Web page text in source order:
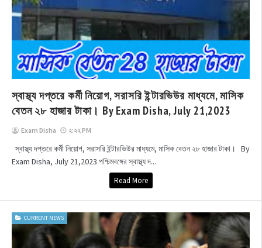
স্বাস্থ্য দপ্তরে কর্মী নিয়োগ, সরাসরি ইন্টারভিউর মাধ্যমে, মাসিক
বেতন ২৮ হাজার টাকা। By Exam Disha, July 21,2023
Exam Disha ২:২২ PM
স্বাস্থ্য দপ্তরে কর্মী নিয়োগ, সরাসরি ইন্টারভিউর মাধ্যমে, মাসিক বেতন ২৮ হাজার টাকা। By
Exam Disha, July 21,2023 পশ্চিমবঙ্গের স্বাস্থ্য দ...
Read More
CURRENT NEWS